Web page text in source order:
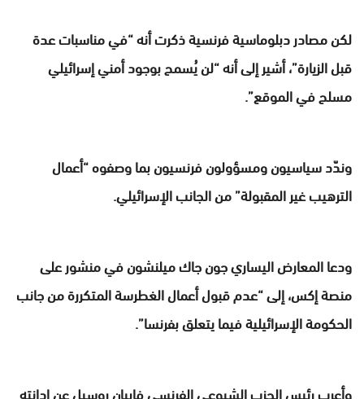
لكن مصادر دبلوماسية فرنسية ذكرت أنه “في مناسبات عدة
قبل الزيارة”، أشير إلى أنه “لن يُسمح بوجود أمني إسرائيلي
مسلح في الموقع”.
وندّد سياسيون ومسؤولون فرنسيون بما وصفوه “أعمال
الترهيب غير المقبولة” من الجانب الإسرائيلي.
ودعا المعارض اليساري جون جاك ميلنشون في منشور على
منصة إكس، إلى “عدم قبول أعمال الغطرسة المتكررة من جانب
الحكومة الإسرائيلية فيما يتعلق بفرنسا”.
وأعرب رئيس الحزب الشيوعي الفرنسي فابيان روسيل عن إدانته